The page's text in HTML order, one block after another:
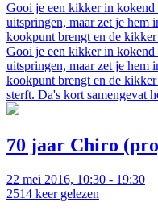
Gooi je een kikker in
uitspringen, maar zet je hem
kookpunt brengt en de
Gooi je een kikker in
uitspringen, maar zet je hem
kookpunt brengt en de
sterft. Da's kort samengevat
70 jaar Chiro
22 mei 2016, 10:30 - 19:30
2514 keer gelezen